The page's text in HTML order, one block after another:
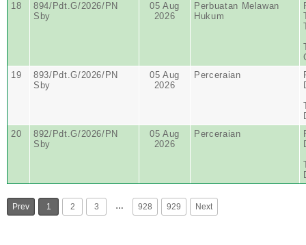
18
894/Pdt.G/2026/PN
Sby
05 Aug
2026
Perbuatan Melawan
Hukum
19
893/Pdt.G/2026/PN
Sby
05 Aug
2026
Perceraian
20
892/Pdt.G/2026/PN
Sby
05 Aug
2026
Perceraian
Prev 1 2 3 … 928 929 Next